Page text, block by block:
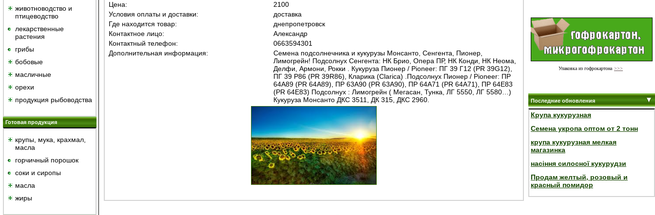
животноводство и
птицеводство
лекарственные
растения
грибы
бобовые
масличные
орехи
продукция рыбоводства
Готовая продукция
крупы, мука, крахмал,
масла
горчичный порошок
cоки и сиропы
масла
жиры
Цена:
2100
Условия оплаты и доставки:
доставка
Где находится товар:
днепропетровск
Контактное лицо:
Александр
Контактный телефон:
0663594301
Дополнительная информация:
Семена подсолнечника и кукурузы Монсанто, Сенгента, Пионер,
Лимогрейн! Подсолнух Сенгента: НК Брио, Опера ПР, НК Конди, НК Неома,
Делфи, Армони, Рокки . Кукуруза Пионер / Pioneer: ПГ 39 Г12 (PR 39G12),
ПГ 39 Р86 (PR 39R86), Кларика (Clarica) .Подсолнух Пионер / Pioneer: ПР
64A89 (PR 64A89), ПР 63А90 (PR 63A90), ПР 64A71 (PR 64A71), ПР 64E83
(PR 64E83) Подсолнух : Лимогрейн ( Мегасан, Тунка, ЛГ 5550, ЛГ 5580…)
Кукуруза Монсанто ДКС 3511, ДК 315, ДКС 2960.
Упаковка из гофрокартона >>>
Последние обновления
Крупа кукурузная
Семена укропа оптом от 2 тонн
крупа кукурузная мелкая
магазинка
насіння силосної кукурудзи
Продам желтый, розовый и
красный помидор